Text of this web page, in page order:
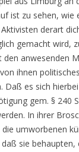
ist zu sehen, wie
derart
gemacht wird,
anwesenden
ihnen
Daß es sich
gem. § 240
In ihrer
umworbenen
sie behaupten,